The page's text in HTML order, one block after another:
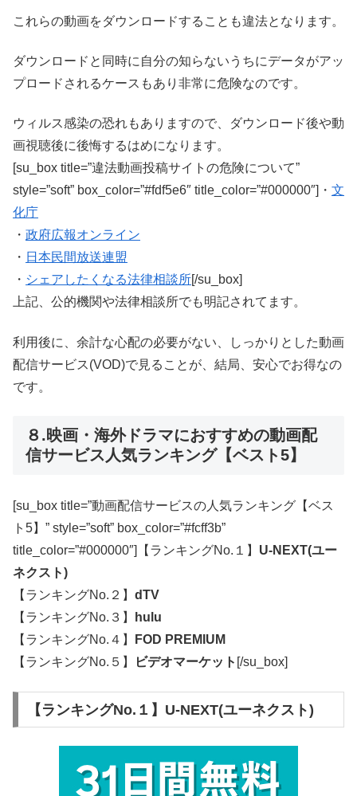
これらの動画をダウンロードすることも違法となります。
ダウンロードと同時に自分の知らないうちにデータがアッ
プロードされるケースもあり非常に危険なのです。
ウィルス感染の恐れもありますので、ダウンロード後や動
画視聴後に後悔するはめになります。
[su_box title=”違法動画投稿サイトの危険について”
style=”soft” box_color=”#fdf5e6″ title_color=”#000000″]・ 文
化庁
・ 政府広報オンライン
・ 日本民間放送連盟
・ シェアしたくなる法律相談所[/su_box]
上記、公的機関や法律相談所でも明記されてます。
利用後に、余計な心配の必要がない、しっかりとした動画
配信サービス(VOD)で見ることが、結局、安心でお得なの
です。
８.映画・海外ドラマにおすすめの動画配
信サービス人気ランキング【ベスト5】
[su_box title=”動画配信サービスの人気ランキング【ベス
ト5】” style=”soft” box_color=”#fcff3b”
title_color=”#000000″]【ランキングNo.１】 U-NEXT(ユー
ネクスト)
【ランキングNo.２】 dTV
【ランキングNo.３】
hulu
【ランキングNo.４】
FOD PREMIUM
【ランキングNo.５】
ビデオマーケット [/su_box]
【ランキングNo.１】U-NEXT(ユーネクスト)